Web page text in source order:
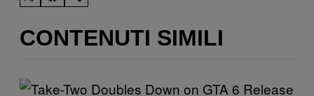
CONTENUTI SIMILI